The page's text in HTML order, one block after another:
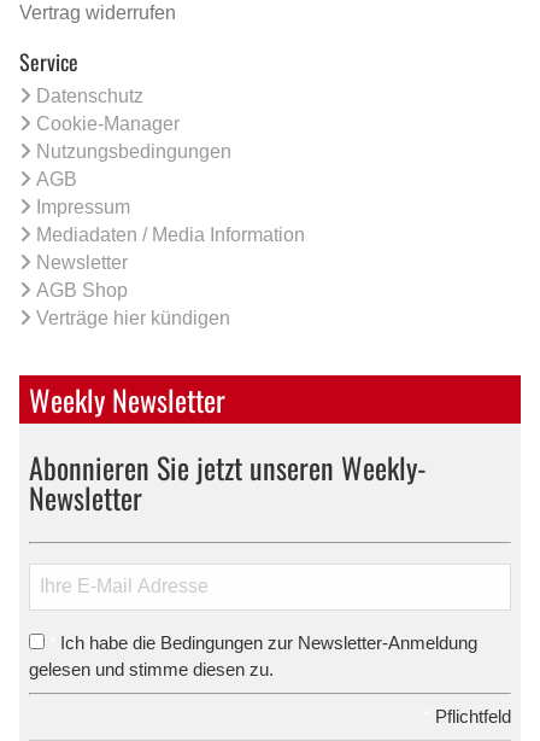
Vertrag widerrufen
Service
Datenschutz
Cookie-Manager
Nutzungsbedingungen
AGB
Impressum
Mediadaten / Media Information
Newsletter
AGB Shop
Verträge hier kündigen
Weekly Newsletter
Abonnieren Sie jetzt unseren Weekly-
Newsletter
Ich habe die Bedingungen zur Newsletter-Anmeldung
gelesen und stimme diesen zu.
Pflichtfeld